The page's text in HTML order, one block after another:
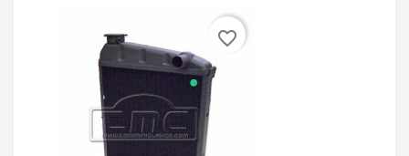
favorite_border